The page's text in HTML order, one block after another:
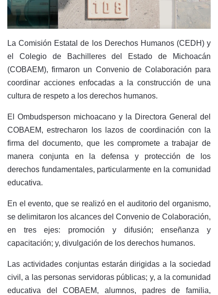
La Comisión Estatal de los Derechos Humanos (CEDH) y
el Colegio de Bachilleres del Estado de Michoacán
(COBAEM), firmaron un Convenio de Colaboración para
coordinar acciones enfocadas a la construcción de una
cultura de respeto a los derechos humanos.
El Ombudsperson michoacano y la Directora General del
COBAEM, estrecharon los lazos de coordinación con la
firma del documento, que les compromete a trabajar de
manera conjunta en la defensa y protección de los
derechos fundamentales, particularmente en la comunidad
educativa.
En el evento, que se realizó en el auditorio del organismo,
se delimitaron los alcances del Convenio de Colaboración,
en tres ejes: promoción y difusión; enseñanza y
capacitación; y, divulgación de los derechos humanos.
Las actividades conjuntas estarán dirigidas a la sociedad
civil, a las personas servidoras públicas; y, a la comunidad
educativa del COBAEM, alumnos, padres de familia,